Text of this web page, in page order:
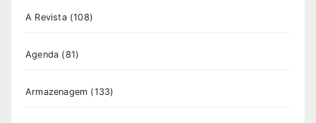
A Revista(108)
Agenda (81)
Armazenagem (133)